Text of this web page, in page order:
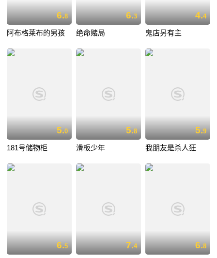
6.8
阿布格莱布的男孩
6.3
绝命赌局
4.4
鬼店另有主
5.0
181号储物柜
5.8
滑板少年
5.9
我朋友是杀人狂
6.5 7.4 6.8